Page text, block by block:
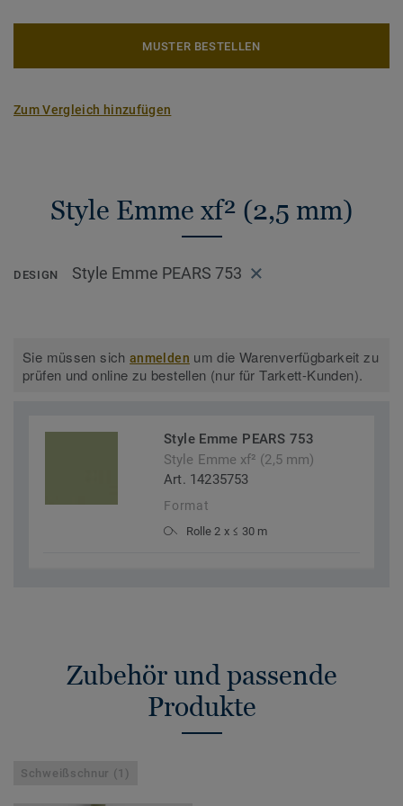
MUSTER BESTELLEN
Zum Vergleich hinzufügen
Style Emme xf² (2,5 mm)
DESIGN Style Emme PEARS 753
Sie müssen sichanmelden um die Warenverfügbarkeit zu
prüfen und online zu bestellen (nur für Tarkett-Kunden).
Style Emme PEARS 753
Style Emme xf² (2,5 mm)
Art. 14235753
Format
Rolle 2 x ≤ 30 m
Zubehör und passende
Produkte
Schweißschnur (1)